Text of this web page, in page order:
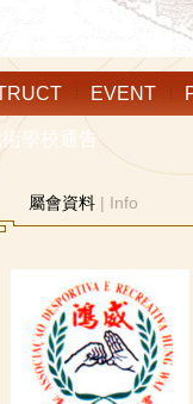
EVENT
學校通告
屬會資料 | Info